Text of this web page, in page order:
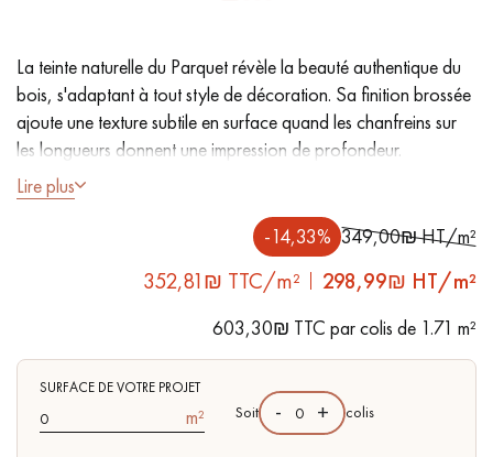
Nos conseillers sont disponibles au
09-8899140
VOUS AVEZ UN PROJET ?
Nos experts sont à votre disposition pour vous guider pas à
pas dans le choix et la pose de votre parquet.
La teinte naturelle du Parquet révèle la beauté authentique du
bois, s'adaptant à tout style de décoration. Sa finition brossée
ajoute une texture subtile en surface quand les chanfreins sur
les longueurs donnent une impression de profondeur.
- Larmes largeur L 15 cm
- Choix Authentic - Nœuds, gerces, fissures colmatées,
- Couche d'usure de 4 mm, équivalente à un parquet massif
- Disponible dans d'autres formats
Lire plus
-14,33% 349,00₪ HT/m²
352,81₪ TTC/m² 298,99₪ HT/m²
603,30₪ TTC par colis de 1.71 m²
SURFACE DE VOTRE PROJET
m² Soit - + colis